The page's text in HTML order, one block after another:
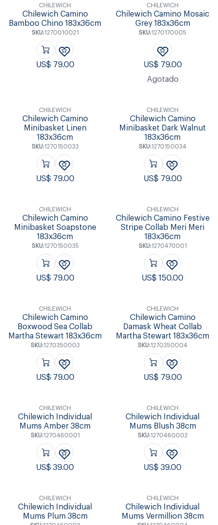
CHILEWICH
Chilewich Camino
Bamboo Chino 183x36cm
SKU:1270010021
US$ 79.00
CHILEWICH
Chilewich Camino Mosaic
Grey 183x36cm
SKU:1270170005
US$ 79.00
Agotado
CHILEWICH
Chilewich Camino
Minibasket Linen
183x36cm
SKU:1270150033
US$ 79.00
CHILEWICH
Chilewich Camino
Minibasket Dark Walnut
183x36cm
SKU:1270150034
US$ 79.00
CHILEWICH
Chilewich Camino
Minibasket Soapstone
183x36cm
SKU:1270150035
US$ 79.00
CHILEWICH
Chilewich Camino Festive
Stripe Collab Meri Meri
183x36cm
SKU:1270470001
US$150.00
CHILEWICH
Chilewich Camino
Boxwood Sea Collab
Martha Stewart 183x36cm
SKU:1270350003
US$ 79.00
CHILEWICH
Chilewich Camino
Damask Wheat Collab
Martha Stewart 183x36cm
SKU:1270350004
US$ 79.00
CHILEWICH
Chilewich Individual
Mums Amber 38cm
SKU:1270460001
US$39.00
CHILEWICH
Chilewich Individual
Mums Blush 38cm
SKU:1270460002
US$39.00
CHILEWICH
Chilewich Individual
Mums Plum 38cm
CHILEWICH
Chilewich Individual
Mums Vermillion 38cm